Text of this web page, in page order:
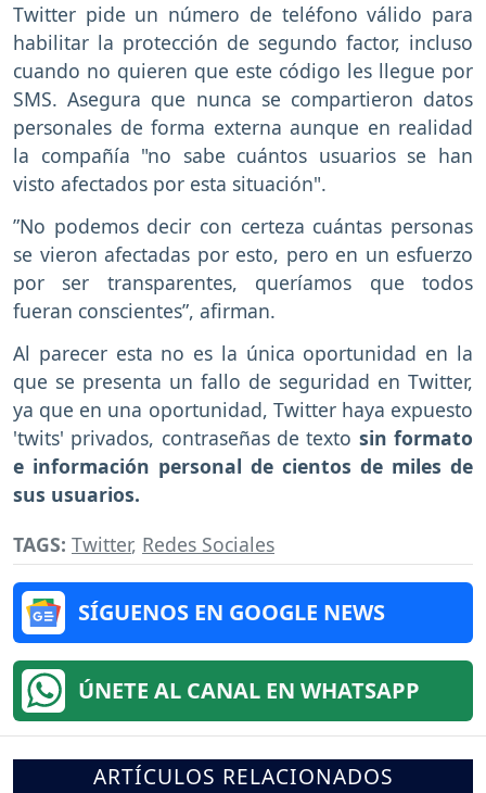
Twitter pide un número de teléfono válido para
habilitar la protección de segundo factor, incluso
cuando no quieren que este código les llegue por
SMS. Asegura que nunca se compartieron datos
personales de forma externa aunque en realidad
la compañía "no sabe cuántos usuarios se han
visto afectados por esta situación".
”No podemos decir con certeza cuántas personas
se vieron afectadas por esto, pero en un esfuerzo
por ser transparentes, queríamos que todos
fueran conscientes”, afirman.
Al parecer esta no es la única oportunidad en la
que se presenta un fallo de seguridad en Twitter,
ya que en una oportunidad, Twitter haya expuesto
'twits' privados, contraseñas de texto sin formato
e información personal de cientos de miles de
sus usuarios.
TAGS: Twitter, Redes Sociales
SÍGUENOS EN GOOGLE NEWS
ÚNETE AL CANAL EN WHATSAPP
ARTÍCULOS RELACIONADOS